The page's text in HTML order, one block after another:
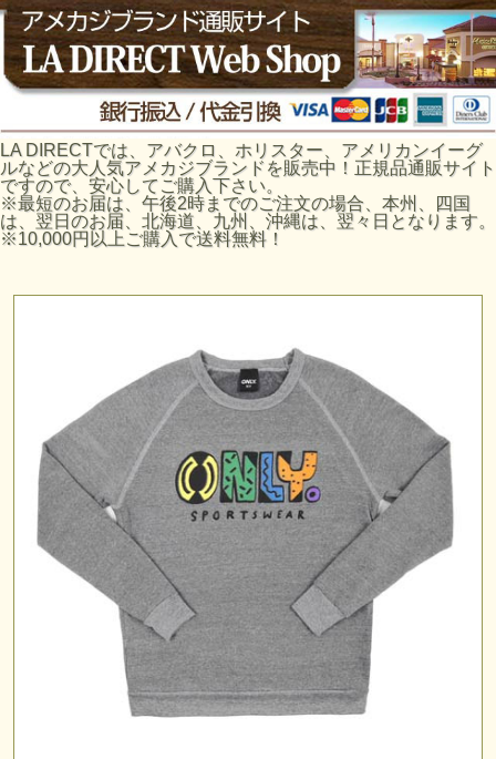
LA DIRECTでは、アバクロ、ホリスター、アメリカンイーグ
ルなどの大人気アメカジブランドを販売中！正規品通販サイト
ですので、安心してご購入下さい。
※最短のお届は、午後2時までのご注文の場合、本州、四国
は、翌日のお届、北海道、九州、沖縄は、翌々日となります。
※10,000円以上ご購入で送料無料！